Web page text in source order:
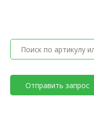
Отправить запрос